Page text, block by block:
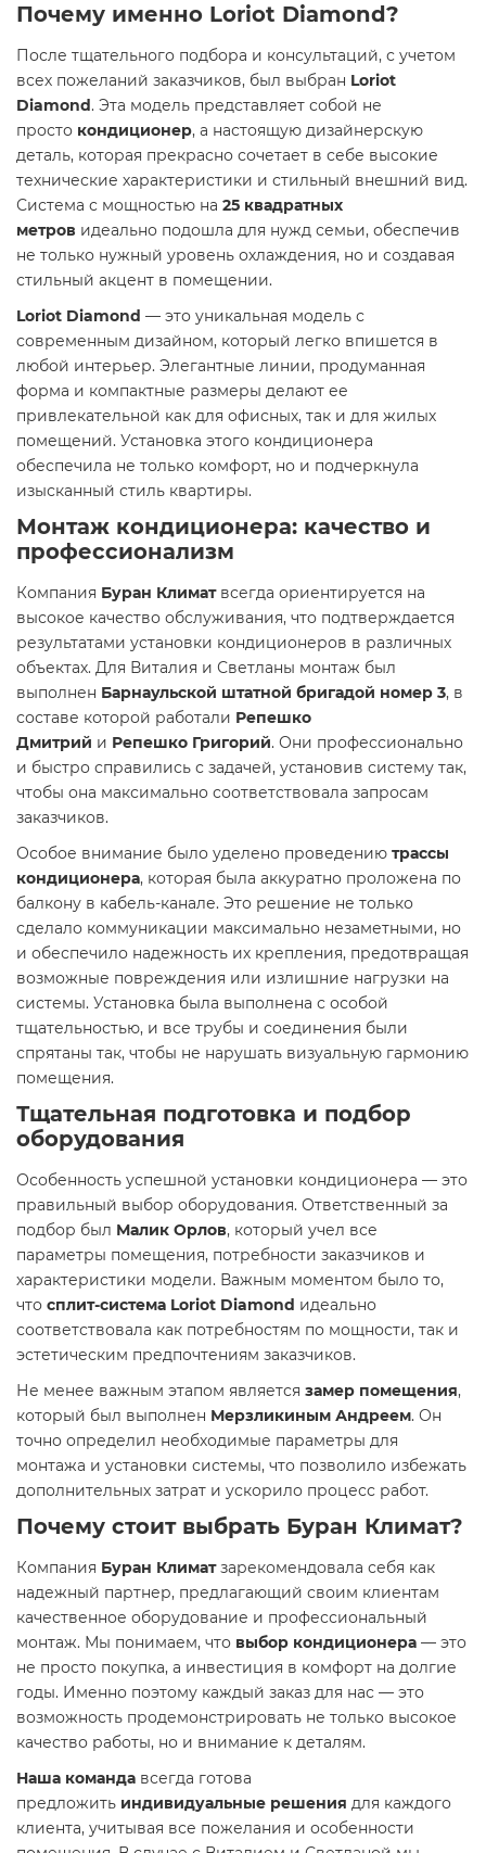
Почему именно Loriot Diamond?
После тщательного подбора и консультаций, с учетом
всех пожеланий заказчиков, был выбран Loriot
Diamond. Эта модель представляет собой не
просто кондиционер, а настоящую дизайнерскую
деталь, которая прекрасно сочетает в себе высокие
технические характеристики и стильный внешний вид.
Система с мощностью на 25 квадратных
метров идеально подошла для нужд семьи, обеспечив
не только нужный уровень охлаждения, но и создавая
стильный акцент в помещении.
Loriot Diamond — это уникальная модель с
современным дизайном, который легко впишется в
любой интерьер. Элегантные линии, продуманная
форма и компактные размеры делают ее
привлекательной как для офисных, так и для жилых
помещений. Установка этого кондиционера
обеспечила не только комфорт, но и подчеркнула
изысканный стиль квартиры.
Монтаж кондиционера: качество и
профессионализм
Компания Буран Климатвсегда ориентируется на
высокое качество обслуживания, что подтверждается
результатами установки кондиционеров в различных
объектах. Для Виталия и Светланы монтаж был
выполнен Барнаульской штатной бригадой номер 3, в
составе которой работали Репешко
Дмитрий и Репешко Григорий. Они профессионально
и быстро справились с задачей, установив систему так,
чтобы она максимально соответствовала запросам
заказчиков.
Особое внимание было уделено проведению трассы
кондиционера, которая была аккуратно проложена по
балкону в кабель-канале. Это решение не только
сделало коммуникации максимально незаметными, но
и обеспечило надежность их крепления, предотвращая
возможные повреждения или излишние нагрузки на
системы. Установка была выполнена с особой
тщательностью, и все трубы и соединения были
спрятаны так, чтобы не нарушать визуальную гармонию
помещения.
Тщательная подготовка и подбор
оборудования
Особенность успешной установки кондиционера — это
правильный выбор оборудования. Ответственный за
подбор был Малик Орлов, который учел все
параметры помещения, потребности заказчиков и
характеристики модели. Важным моментом было то,
что сплит-система Loriot Diamond идеально
соответствовала как потребностям по мощности, так и
эстетическим предпочтениям заказчиков.
Не менее важным этапом является замер помещения,
который был выполнен Мерзликиным Андреем. Он
точно определил необходимые параметры для
монтажа и установки системы, что позволило избежать
дополнительных затрат и ускорило процесс работ.
Почему стоит выбрать Буран Климат?
Компания Буран Климатзарекомендовала себя как
надежный партнер, предлагающий своим клиентам
качественное оборудование и профессиональный
монтаж. Мы понимаем, что выбор кондиционера — это
не просто покупка, а инвестиция в комфорт на долгие
годы. Именно поэтому каждый заказ для нас — это
возможность продемонстрировать не только высокое
качество работы, но и внимание к деталям.
Наша команда всегда готова
предложить индивидуальные решения для каждого
клиента, учитывая все пожелания и особенности